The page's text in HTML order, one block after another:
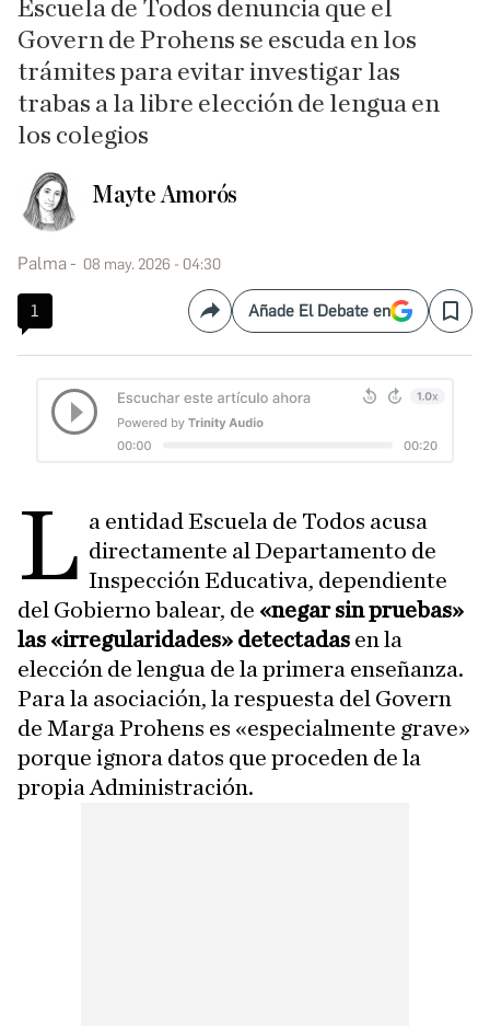
Escuela de Todos denuncia que el
Govern de Prohens se escuda en los
trámites para evitar investigar las
trabas a la libre elección de lengua en
los colegios
Mayte Amorós
Palma 08 may. 2026 - 04:30
1 CompartirAñade El Debate en Save
L a entidad Escuela de Todos acusa
directamente al Departamento de
Inspección Educativa, dependiente
del Gobierno balear, de «negar sin pruebas»
las «irregularidades» detectadas en la
elección de lengua de la primera enseñanza.
Para la asociación, la respuesta del Govern
de Marga Prohens es «especialmente grave»
porque ignora datos que proceden de la
propia Administración.